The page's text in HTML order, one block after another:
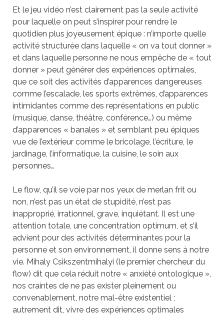
Et le jeu vidéo n’est clairement pas la seule activité
pour laquelle on peut s’inspirer pour rendre le
quotidien plus joyeusement épique : n’importe quelle
activité structurée dans laquelle « on va tout donner »
et dans laquelle personne ne nous empêche de « tout
donner » peut générer des expériences optimales,
que ce soit des activités d’apparences dangereuses
comme l’escalade, les sports extrêmes, d’apparences
intimidantes comme des représentations en public
(musique, danse, théâtre, conférence…) ou même
d’apparences « banales » et semblant peu épiques
vue de l’extérieur comme le bricolage, l’écriture, le
jardinage, l’informatique, la cuisine, le soin aux
personnes…
Le flow, qu’il se voie par nos yeux de merlan frit ou
non, n’est pas un état de stupidité, n’est pas
inapproprié, irrationnel, grave, inquiétant. Il est une
attention totale, une concentration optimum, et s’il
advient pour des activités déterminantes pour la
personne et son environnement, il donne sens à notre
vie. Mihaly Csikszentmihalyi (le premier chercheur du
flow) dit que cela réduit notre « anxiété ontologique »,
nos craintes de ne pas exister pleinement ou
convenablement, notre mal-être existentiel ;
autrement dit, vivre des expériences optimales